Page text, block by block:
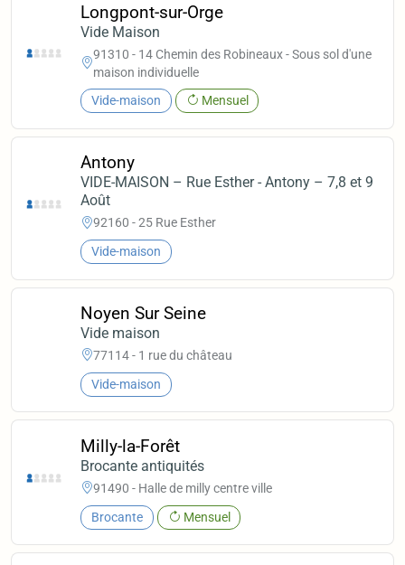
Longpont-sur-Orge
Vide Maison
91310 - 14 Chemin des Robineaux - Sous sol d'une
maison individuelle
Vide-maison Mensuel
Antony
VIDE-MAISON – Rue Esther - Antony – 7,8 et 9
Août
92160 - 25 Rue Esther
Vide-maison
Noyen Sur Seine
Vide maison
77114 - 1 rue du château
Vide-maison
Milly-la-Forêt
Brocante antiquités
91490 - Halle de milly centre ville
Brocante Mensuel